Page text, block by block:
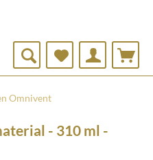
Omnivent
- 310 ml -